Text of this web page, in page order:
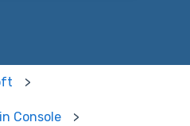
Console